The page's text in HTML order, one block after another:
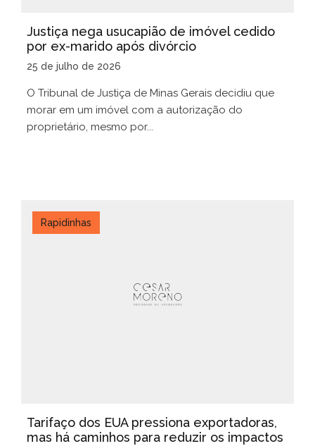
Justiça nega usucapião de imóvel cedido
por ex-marido após divórcio
25 de julho de 2026
O Tribunal de Justiça de Minas Gerais decidiu que
morar em um imóvel com a autorização do
proprietário, mesmo por...
Rapidinhas
Tarifaço dos EUA pressiona exportadoras,
mas há caminhos para reduzir os impactos